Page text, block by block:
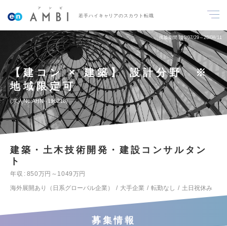
若手ハイキャリアのスカウト転職
掲載期間 26/07/29～26/08/11
【建コン × 建築】 設計分野 ※
地域限定可
求人No.AHN--196218
建築・土木技術開発・建設コンサルタン
ト
年収
850万円～1049万円
海外展開あり（日系グローバル企業）
大手企業 転勤なし 土日祝休み
募集情報